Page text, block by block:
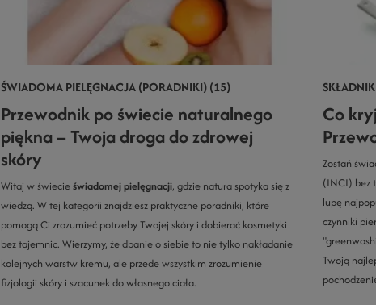
ŚWIADOMA PIELĘGNACJA (PORADNIKI) (15)
Przewodnik po świecie naturalnego
piękna – Twoja droga do zdrowej
skóry
Witaj w świecieświadomej pielęgnacji, gdzie natura spotyka się z
wiedzą. W tej kategorii znajdziesz praktyczne poradniki, które
pomogą Ci zrozumieć potrzeby Twojej skóry i dobierać kosmetyki
bez tajemnic. Wierzymy, że dbanie o siebie to nie tylko nakładanie
kolejnych warstw kremu, ale przede wszystkim zrozumienie
fizjologii skóry i szacunek do własnego ciała.
Co
Zostań
(INCI) bez
lupę
czynniki
Twoją